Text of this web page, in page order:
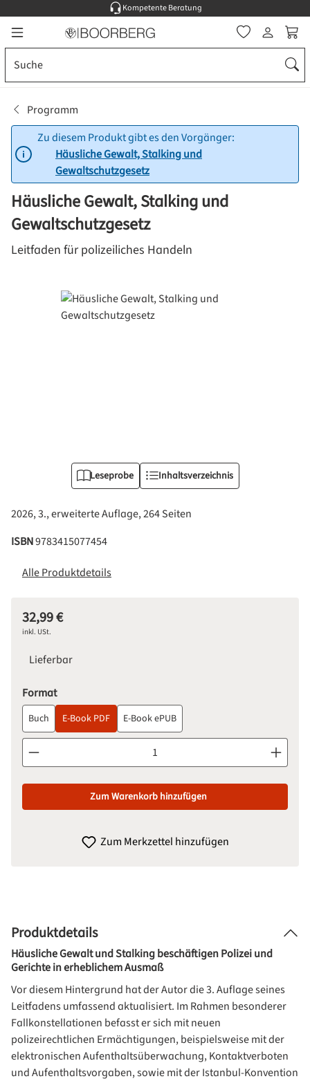
Zum Hauptinhalt springen
Kompetente Beratung
Programm
Zu diesem Produkt gibt es den Vorgänger:
Häusliche Gewalt, Stalking und
Gewaltschutzgesetz
Häusliche Gewalt, Stalking und
Gewaltschutzgesetz
Leitfaden für polizeiliches Handeln
Bildergalerie überspringen
Leseprobe Inhaltsverzeichnis
2026, 3., erweiterte Auflage, 264 Seiten
ISBN9783415077454
Alle Produktdetails
Regulärer Preis:
32,99 €
inkl. USt.
Lieferbar
Formatauswählen
Buch E-Book PDF E-Book ePUB
Produkt Anzahl: Gib den gewünschten Wert ein oder
Zum Warenkorb hinzufügen
Zum Merkzettel hinzufügen
Produktdetails
Häusliche Gewalt und Stalking beschäftigen Polizei und
Gerichte in erheblichem Ausmaß
Vor diesem Hintergrund hat der Autor die 3. Auflage seines
Leitfadens umfassend aktualisiert. Im Rahmen besonderer
Fallkonstellationen befasst er sich mit neuen
polizeirechtlichen Ermächtigungen, beispielsweise mit der
elektronischen Aufenthaltsüberwachung, Kontaktverboten
und Aufenthaltsvorgaben, sowie mit der Istanbul-Konvention